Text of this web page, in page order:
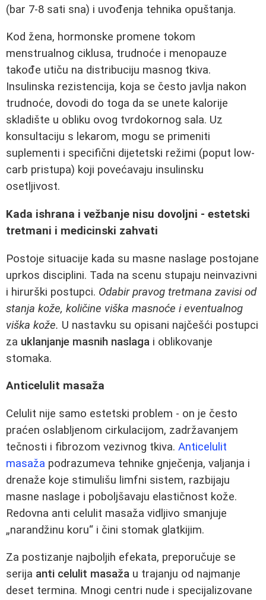
(bar 7-8 sati sna) i uvođenja tehnika opuštanja.
Kod žena, hormonske promene tokom
menstrualnog ciklusa, trudnoće i menopauze
takođe utiču na distribuciju masnog tkiva.
Insulinska rezistencija, koja se često javlja nakon
trudnoće, dovodi do toga da se unete kalorije
skladište u obliku ovog tvrdokornog sala. Uz
konsultaciju s lekarom, mogu se primeniti
suplementi i specifični dijetetski režimi (poput low-
carb pristupa) koji povećavaju insulinsku
osetljivost.
Kada ishrana i vežbanje nisu dovoljni - estetski
tretmani i medicinski zahvati
Postoje situacije kada su masne naslage postojane
uprkos disciplini. Tada na scenu stupaju neinvazivni
i hirurški postupci. Odabir pravog tretmana zavisi od
stanja kože, količine viška masnoće i eventualnog
viška kože. U nastavku su opisani najčešći postupci
za uklanjanje masnih naslaga i oblikovanje
stomaka.
Anticelulit masaža
Celulit nije samo estetski problem - on je često
praćen oslabljenom cirkulacijom, zadržavanjem
tečnosti i fibrozom vezivnog tkiva. Anticelulit
masaža podrazumeva tehnike gnječenja, valjanja i
drenaže koje stimulišu limfni sistem, razbijaju
masne naslage i poboljšavaju elastičnost kože.
Redovna anti celulit masaža vidljivo smanjuje
„narandžinu koru“ i čini stomak glatkijim.
Za postizanje najboljih efekata, preporučuje se
serija anti celulit masaža u trajanju od najmanje
deset termina. Mnogi centri nude i specijalizovane